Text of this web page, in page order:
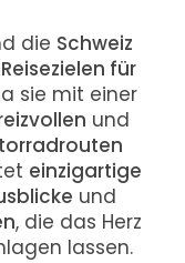
die Schweiz
Reisezielen für
sie mit einer
und
einzigartige
und
, die das Herz
lassen.